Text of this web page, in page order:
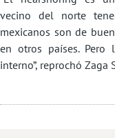
vecino del norte
mexicanos son de
en otros países. Pero
interno”, reprochó Zaga